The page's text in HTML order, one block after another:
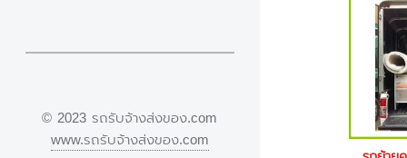
© 2023 รถรับจ้างส่งของ.com
www.รถรับจ้างส่งของ.com